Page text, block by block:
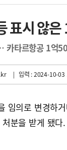
표시 않
카타르항공 1억
| 입력 : 2024-10-03
임의로 변경하
분을 받게 됐